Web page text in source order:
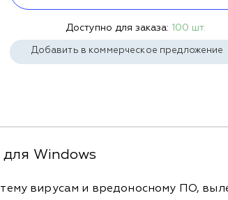
Доступно для заказа: 100 шт.
Добавить в коммерческое предложение
Windows
вирусам и вредоносному ПО,